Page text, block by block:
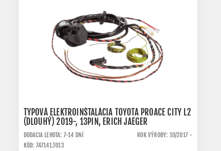
TYPOVÁ ELEKTROINŠTALÁCIA TOYOTA PROACE CITY L2
(DLOUHÝ) 2019-, 13PIN, ERICH JAEGER
DODACIA LEHOTA: 7-14 DNÍ
ROK VÝROBY: 10/2017 -
KÓD: 747141.TO13